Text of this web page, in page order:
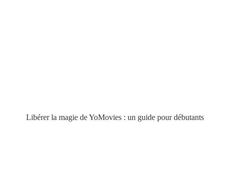
Libérer la magie de YoMovies : un guide pour débutants